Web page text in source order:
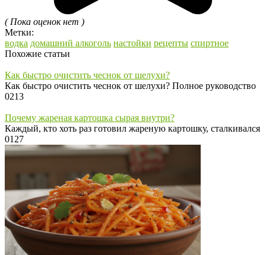
( Пока оценок нет )
Метки:
водка домашний алкоголь настойки рецепты спиртное
Похожие статьи
Как быстро очистить чеснок от шелухи?
Как быстро очистить чеснок от шелухи? Полное руководство
0213
Почему жареная картошка сырая внутри?
Каждый, кто хоть раз готовил жареную картошку, сталкивался
0127